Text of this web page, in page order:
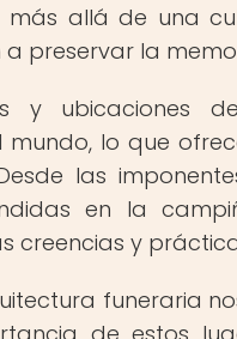
allá de una
preservar la
y ubicaciones
lo que
las
en la
creencias y
funeraria